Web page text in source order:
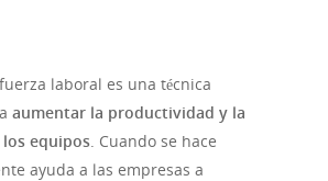
laboral es una técnica
aumentar la productividad y la
equipos. Cuando se hace
ayuda a las empresas a